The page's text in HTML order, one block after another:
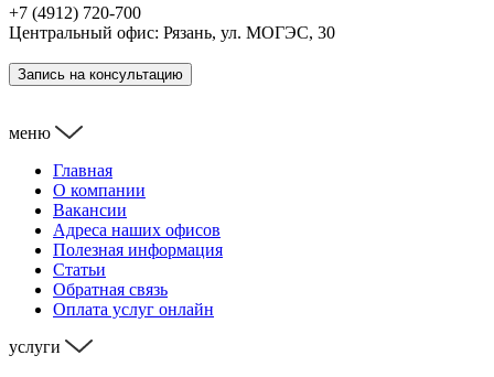
+7 (4912) 720-700
Центральный офис: Рязань, ул. МОГЭС, 30
Запись на консультацию
меню
Главная
О компании
Вакансии
Адреса наших офисов
Полезная информация
Статьи
Обратная связь
Оплата услуг онлайн
услуги